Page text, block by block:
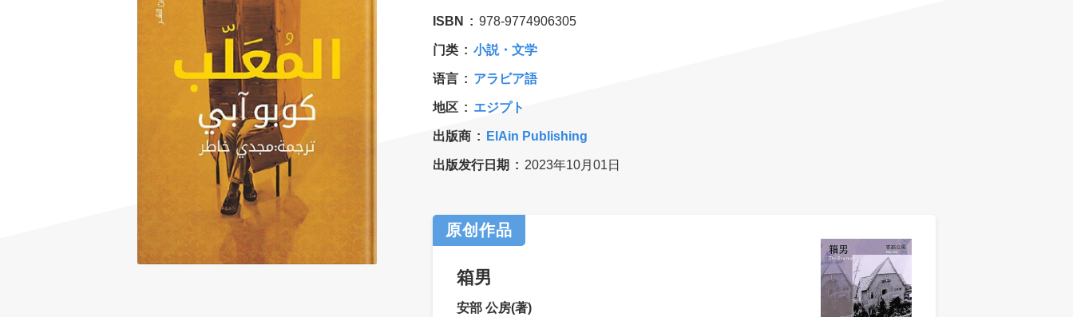
ISBN 978-9774906305
门类 小説・文学
语言 アラビア語
地区 エジプト
出版商 ElAin Publishing
出版发行日期 2023年10月01日
原创作品
箱男
安部 公房(著)